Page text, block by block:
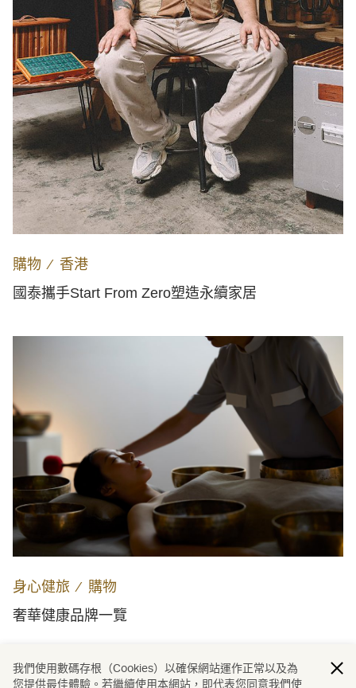
購物 ∕ 香港
國泰攜手Start From Zero塑造永續家居
身心健旅 ∕ 購物
奢華健康品牌一覽
載入更多
我們使用數碼存根（Cookies）以確保網站運作正常以及為
您提供最佳體驗。若繼續使用本網站，即代表您同意我們使